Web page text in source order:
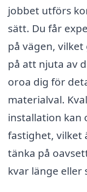
jobbet utförs
sätt. Du får
på vägen,
på att njuta av
oroa dig för
materialval.
installation kan
fastighet, vilket
tänka på
kvar länge eller